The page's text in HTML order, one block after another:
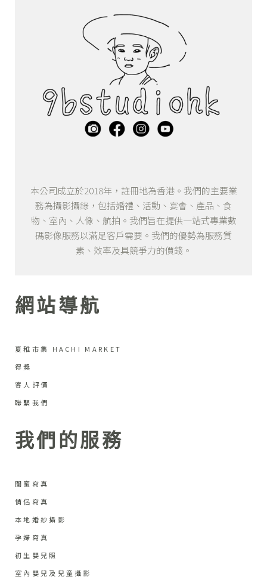
本公司成立於2018年，註冊地為香港。我們的主要業
務為攝影攝錄，包括婚禮、活動、宴會、產品、食
物、室內、人像、航拍。我們旨在提供一站式專業數
碼影像服務以滿足客戶需要。我們的優勢為服務質
素、效率及具競爭力的價錢。
網站導航
夏稚市集 HACHI MARKET
得獎
客人評價
聯繫我們
我們的服務
閨蜜寫真
情侶寫真
本地婚紗攝影
孕婦寫真
初生嬰兒照
室內嬰兒及兒童攝影